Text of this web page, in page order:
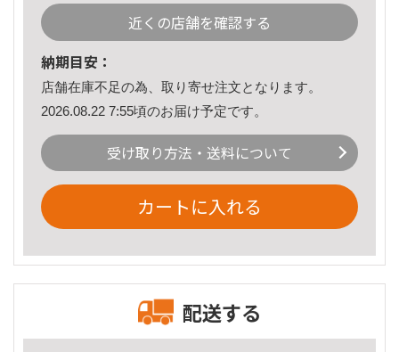
近くの店舗を確認する
納期目安：
店舗在庫不足の為、取り寄せ注文となります。
2026.08.22 7:55頃のお届け予定です。
受け取り方法・送料について
カートに入れる
配送する